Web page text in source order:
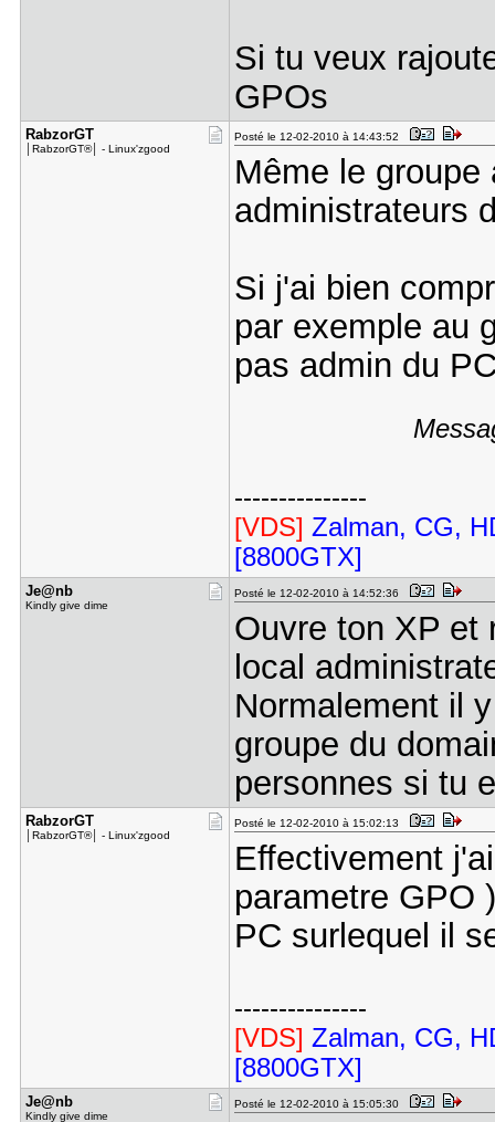
Si tu veux
GPOs
RabzorGT
│RabzorGT®│ - Linux'zgood
Posté le 12-02-2010 à 14:43:52
Même le
administrateurs
Si j'ai bien
par exemple au
pas admin du
---------------
[VDS] Zalman, CG,
[8800GTX]
Je@nb
Kindly give dime
Posté le 12-02-2010 à 14:52:36
Ouvre ton XP et
local
Normalement il
groupe du
personnes si tu
RabzorGT
│RabzorGT®│ - Linux'zgood
Posté le 12-02-2010 à 15:02:13
Effectivement
parametre GPO
PC surlequel il
---------------
[VDS] Zalman, CG,
[8800GTX]
Je@nb
Kindly give dime
Posté le 12-02-2010 à 15:05:30